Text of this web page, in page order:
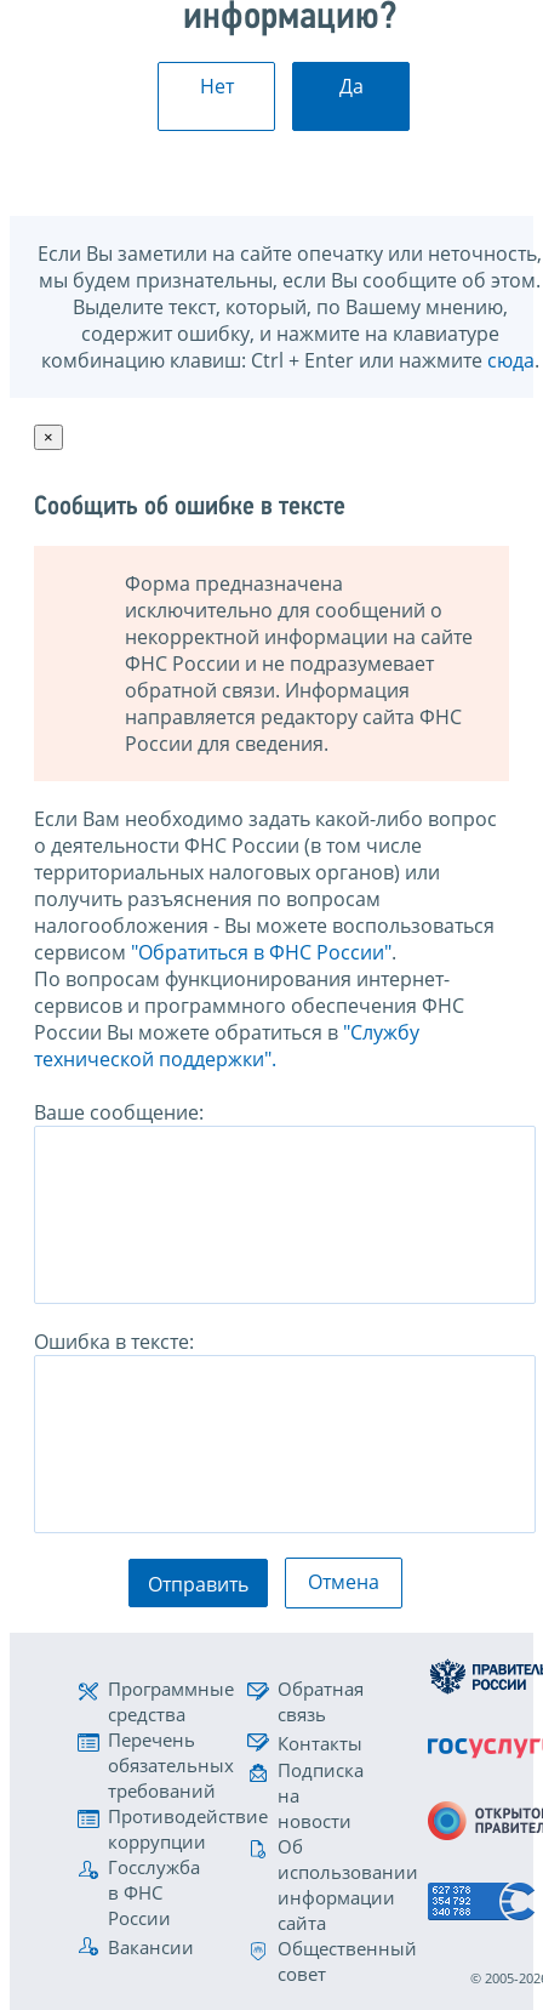
информацию?
Нет Да
Если Вы заметили на сайте опечатку или неточность,
мы будем признательны, если Вы сообщите об этом.
Выделите текст, который, по Вашему мнению,
содержит ошибку, и нажмите на клавиатуре
комбинацию клавиш: Ctrl + Enter или нажмите сюда.
×
Сообщить об ошибке в тексте
Форма предназначена
исключительно для сообщений о
некорректной информации на сайте
ФНС России и не подразумевает
обратной связи. Информация
направляется редактору сайта ФНС
России для сведения.
Если Вам необходимо задать какой-либо вопрос
о деятельности ФНС России (в том числе
территориальных налоговых органов) или
получить разъяснения по вопросам
налогообложения - Вы можете воспользоваться
сервисом "Обратиться в ФНС России".
По вопросам функционирования интернет-
сервисов и программного обеспечения ФНС
России Вы можете обратиться в "Службу
технической поддержки".
Ваше сообщение:
Ошибка в тексте:
Отправить Отмена
Программные
средства
Перечень
обязательных
требований
Противодействие
коррупции
Госслужба
в ФНС
России
Вакансии
Обратная
связь
Контакты
Подписка
на
новости
Об
использовании
информации
сайта
Общественный
совет
© 2005-